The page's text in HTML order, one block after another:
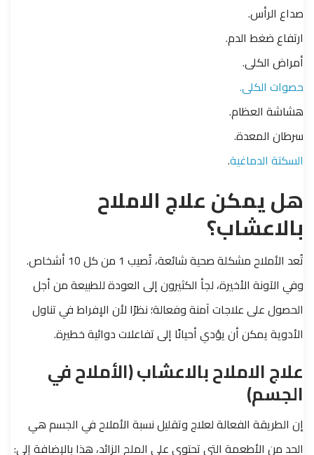
صداع الرأس.
ارتفاع ضغط الدم.
أمراض الكلى.
حصوات الكلى.
هشاشة العظام.
سرطان المعدة.
السكتة الدماغية.
هل يمكن علاج الاملاح
بالاعشاب؟
تُعد الأملاح مشكلة صحية شائعة، تُصيب 1 من كل 10 أشخاص.
وفي الآونة الأخيرة، لجأ الكثيرون إلى العودة للطبيعة من أجل
الحصول على علاجات آمنة وفعالة؛ نظرًا لأن الإفراط في تناول
الأدوية يمكن أن يؤدي أحيانًا إلى تفاعلات دوائية خطيرة.
علاج الاملاح بالاعشاب (الأملاح في
الجسم)
إن الطريقة الفعالة لعلاج وتقليل نسبة الأملاح في الجسم هي
الحد من الأطعمة التي تحتوي على الملح الزائد، هذا بالإضافة إلى: